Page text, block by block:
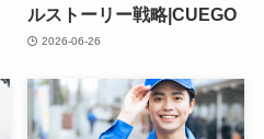
ルストーリー戦略|CUEGO
2026-06-26